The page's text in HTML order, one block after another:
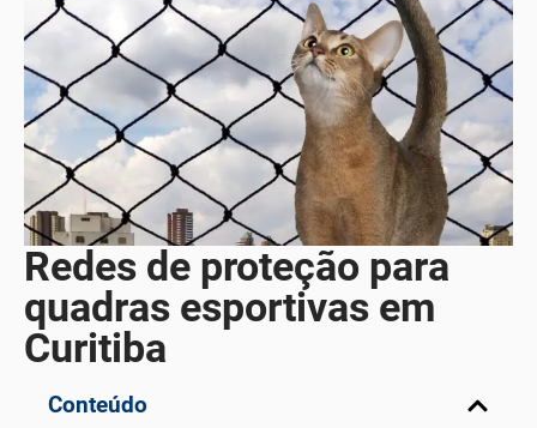
Redes de proteção para
quadras esportivas em
Curitiba
Conteúdo